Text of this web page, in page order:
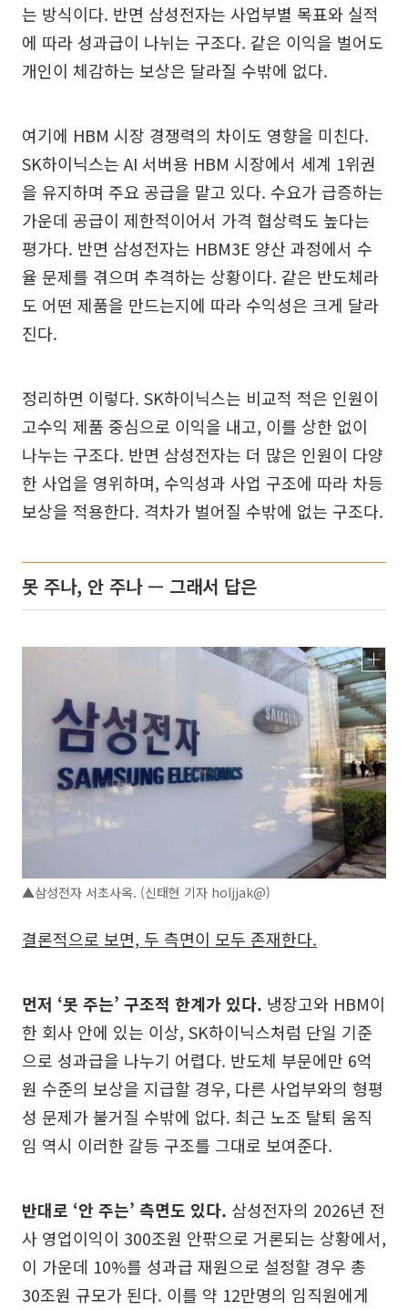
는 방식이다. 반면 삼성전자는 사업부별 목표와 실적
에 따라 성과급이 나뉘는 구조다. 같은 이익을 벌어도
개인이 체감하는 보상은 달라질 수밖에 없다.
여기에 HBM 시장 경쟁력의 차이도 영향을 미친다.
SK하이닉스는 AI 서버용 HBM 시장에서 세계 1위권
을 유지하며 주요 공급을 맡고 있다. 수요가 급증하는
가운데 공급이 제한적이어서 가격 협상력도 높다는
평가다. 반면 삼성전자는 HBM3E 양산 과정에서 수
율 문제를 겪으며 추격하는 상황이다. 같은 반도체라
도 어떤 제품을 만드는지에 따라 수익성은 크게 달라
진다.
정리하면 이렇다. SK하이닉스는 비교적 적은 인원이
고수익 제품 중심으로 이익을 내고, 이를 상한 없이
나누는 구조다. 반면 삼성전자는 더 많은 인원이 다양
한 사업을 영위하며, 수익성과 사업 구조에 따라 차등
보상을 적용한다. 격차가 벌어질 수밖에 없는 구조다.
못 주나, 안 주나 — 그래서 답은
▲삼성전자 서초사옥. (신태현 기자 holjjak@)
결론적으로 보면, 두 측면이 모두 존재한다.
먼저 ‘못 주는’ 구조적 한계가 있다. 냉장고와 HBM이
한 회사 안에 있는 이상, SK하이닉스처럼 단일 기준
으로 성과급을 나누기 어렵다. 반도체 부문에만 6억
원 수준의 보상을 지급할 경우, 다른 사업부와의 형평
성 문제가 불거질 수밖에 없다. 최근 노조 탈퇴 움직
임 역시 이러한 갈등 구조를 그대로 보여준다.
반대로 ‘안 주는’ 측면도 있다. 삼성전자의 2026년 전
사 영업이익이 300조원 안팎으로 거론되는 상황에서,
이 가운데 10%를 성과급 재원으로 설정할 경우 총
30조원 규모가 된다. 이를 약 12만명의 임직원에게